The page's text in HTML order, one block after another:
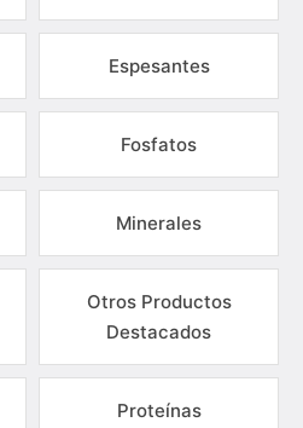
Espesantes
Fosfatos
Minerales
Otros Productos
Destacados
Proteínas